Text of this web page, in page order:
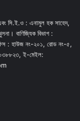
সি.ই.ও : এনামুল হক সাহেদ,
বাণিজ্যিক বিভাগ :
: হাউজ নং-২০১, রোড নং-৫,
ই-মেইল: